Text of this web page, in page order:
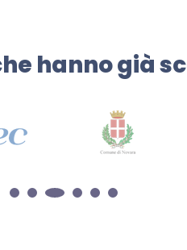
hanno già